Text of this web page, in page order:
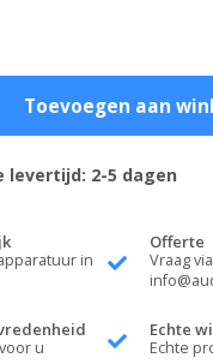
Toevoegen aan
levertijd: 2-5 dagen
in
Offerte
Vraag via
u
Echte
Echte